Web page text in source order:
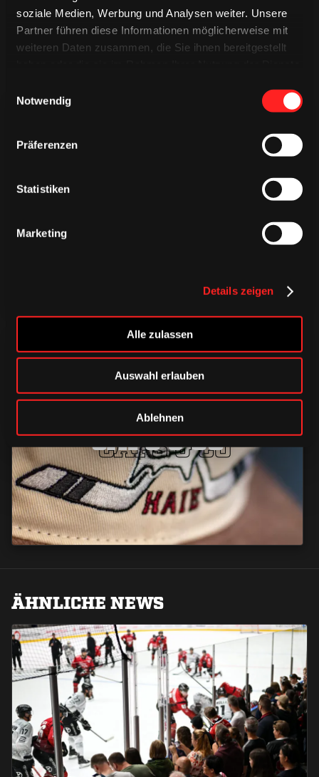
soziale Medien, Werbung und Analysen weiter. Unsere
Partner führen diese Informationen möglicherweise mit
weiteren Daten zusammen, die Sie ihnen bereitgestellt
Notwendig
Präferenzen
Statistiken
Marketing
Details zeigen
Alle zulassen
Auswahl erlauben
Ablehnen
CAPS & CO
CAPS & CO
CAPS & CO
ÄHNLICHE NEWS